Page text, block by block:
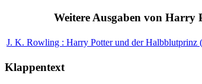
Weitere Ausgaben von
J. K. Rowling : Harry Potter und der Halbblutprinz
Klappentext